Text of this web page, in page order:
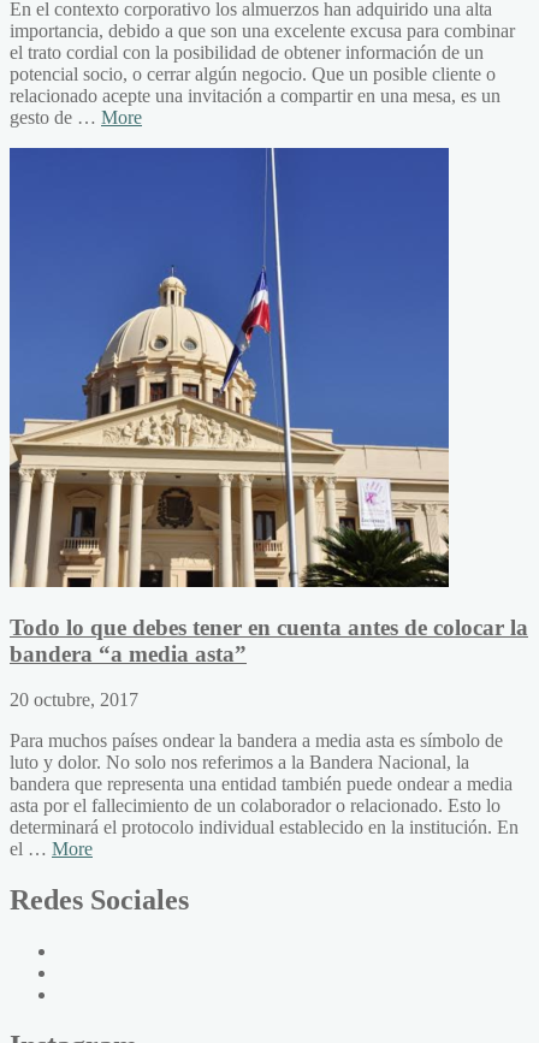
En el contexto corporativo los almuerzos han adquirido una alta
importancia, debido a que son una excelente excusa para combinar
el trato cordial con la posibilidad de obtener información de un
potencial socio, o cerrar algún negocio. Que un posible cliente o
relacionado acepte una invitación a compartir en una mesa, es un
gesto de … More
Todo lo que debes tener en cuenta antes de colocar la
bandera “a media asta”
20 octubre, 2017
Para muchos países ondear la bandera a media asta es símbolo de
luto y dolor. No solo nos referimos a la Bandera Nacional, la
bandera que representa una entidad también puede ondear a media
asta por el fallecimiento de un colaborador o relacionado. Esto lo
determinará el protocolo individual establecido en la institución. En
el … More
Redes Sociales